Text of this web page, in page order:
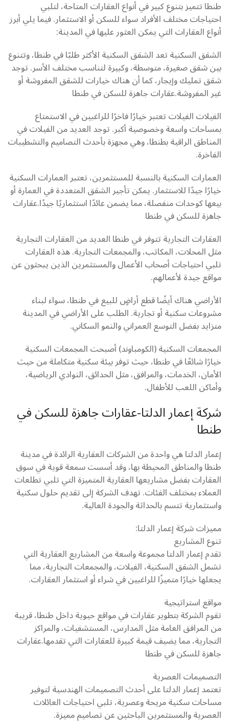
طنطا تتميز بتنوع كبير في أنواع العقارات المتاحة، لتلبي
احتياجات مختلف الأفراد سواء للسكن أو الاستثمار. فيما يلي أبرز
أنواع العقارات التي يمكن العثور عليها في المدينة:
الشقق السكنية تعد الشقق السكنية الأكثر طلبًا في طنطا، وتتنوع
بين شقق صغيرة، متوسطة، وكبيرة لتناسب مختلف الأسر. توجد
شقق تمليك وإيجار، كما أن هناك خيارات للشقق المفروشة أو
غير المفروشة.عقارات جاهزة للسكن في طنطا
الفيلات الفيلات تعتبر خيارًا فاخرًا للراغبين في الاستمتاع
بمساحات واسعة وخصوصية أكبر. توجد العديد من الفيلات في
المناطق الراقية بطنطا، وهي مجهزة بأحدث التصاميم والتشطيبات
الفاخرة.
العمارات السكنية بالنسبة للمستثمرين، تعتبر العمارات السكنية
خيارًا جيدًا للاستثمار. يمكن تأجير الشقق المتعددة في العمارة أو
بيعها كوحدات منفصلة، مما يضمن عائدًا استثماريًا جيدًا.عقارات
جاهزة للسكن في طنطا
العقارات التجارية تتوفر في طنطا العديد من العقارات التجارية
مثل المحلات، المكاتب، والمجمعات التجارية. هذه العقارات
تلبي احتياجات أصحاب الأعمال والمستثمرين الذين يبحثون عن
مواقع جيدة لأعمالهم.
الأراضي هناك أيضًا قطع أراضٍ للبيع في طنطا، سواء لبناء
مشروعات سكنية أو تجارية. الطلب على الأراضي في المدينة
متزايد بفضل التوسع العمراني والنمو السكاني.
المجمعات السكنية (الكومباوند) أصبحت المجمعات السكنية
خيارًا شائعًا في طنطا، حيث توفر بيئة سكنية متكاملة من حيث
الأمان، الخدمات، والمرافق، مثل الحدائق، النوادي الرياضية،
وأماكن اللعب للأطفال.
شركة إعمار الدلتا-عقارات جاهزة للسكن في
طنطا
إعمار الدلتا هي واحدة من الشركات العقارية الرائدة في مدينة
طنطا والمناطق المحيطة بها، وقد أسست سمعة قوية في سوق
العقارات بفضل مشاريعها العقارية المتميزة التي تلبي تطلعات
العملاء بمختلف الفئات. تهدف الشركة إلى تقديم حلول سكنية
واستثمارية تتسم بالحداثة والجودة العالية.
مميزات شركة إعمار الدلتا:
تنوع المشاريع
تقدم إعمار الدلتا مجموعة واسعة من المشاريع العقارية التي
تشمل الشقق السكنية، الفيلات، والمجمعات التجارية، مما
يجعلها خيارًا متميزًا للراغبين في شراء أو استثمار العقارات.
مواقع استراتيجية
تقوم الشركة بتطوير عقارات في مواقع حيوية داخل طنطا، قريبة
من المرافق العامة مثل المدارس، المستشفيات، والمراكز
التجارية، مما يضيف قيمة كبيرة للعقارات التي تقدمها.عقارات
جاهزة للسكن في طنطا
التصميمات العصرية
تعتمد إعمار الدلتا على أحدث التصميمات الهندسية لتوفير
مساحات سكنية مريحة وعصرية، تلبي احتياجات العائلات
العصرية والمستثمرين الباحثين عن تصاميم مميزة.